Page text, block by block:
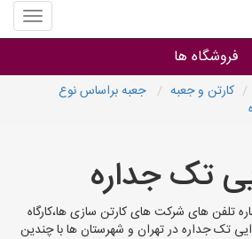
منوی
سایت
سازی
فروشگاه ها
سایر گروه ها
های کارتن جعبه
کارتن و جعبه
جعبه براساس نوع
تک جداره
تلفن های شرکت های کارتن سازی ها،کارگاه
تک جداره در تهران و شهرستان ها با چندین